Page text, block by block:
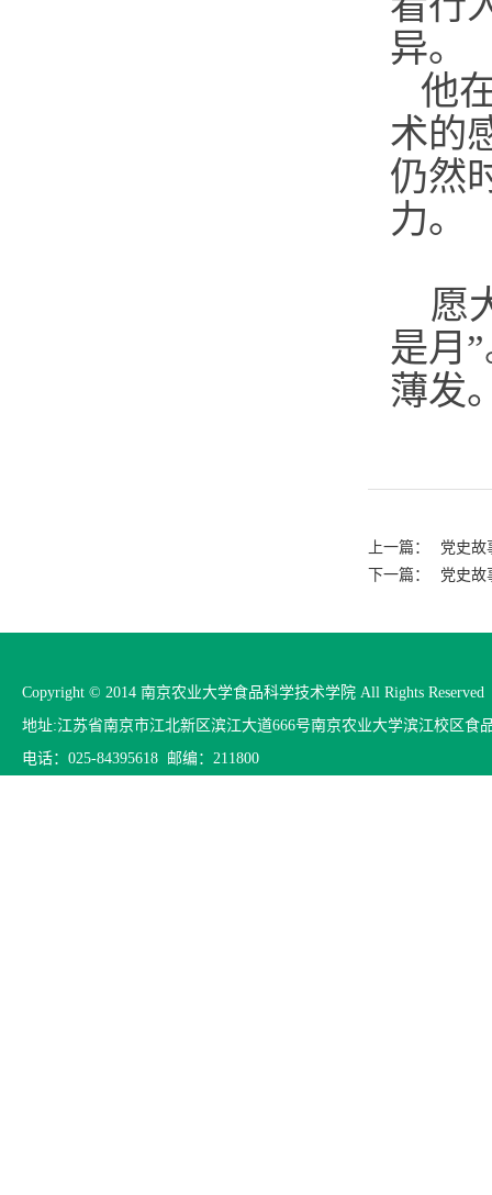
异。
他
术的
仍然
力。
愿
是月
薄发
上一篇：
党史故
下一篇：
党史故
Copyright © 2014 南京农业大学食品科学技术学院 All Rights Reserved
地址:江苏省南京市江北新区滨江大道666号南京农业大学滨江校区食
电话：025-84395618 邮编：211800